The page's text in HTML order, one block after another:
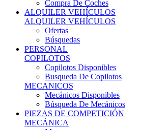
Compra De Coches
ALQUILER VEHÍCULOS
ALQUILER VEHÍCULOS
Ofertas
Búsquedas
PERSONAL
COPILOTOS
Copilotos Disponibles
Busqueda De Copilotos
MECANICOS
Mecánicos Disponibles
Búsqueda De Mecánicos
PIEZAS DE COMPETICIÓN
MECÁNICA